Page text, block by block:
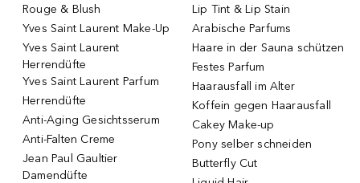
Rouge & Blush
Yves Saint Laurent Make-Up
Yves Saint Laurent
Herrendüfte
Yves Saint Laurent Parfum
Herrendüfte
Anti-Aging Gesichtsserum
Anti-Falten Creme
Jean Paul Gaultier
Damendüfte
Lip Tint & Lip Stain
Arabische Parfums
Haare in der Sauna schützen
Festes Parfum
Haarausfall im Alter
Koffein gegen Haarausfall
Cakey Make-up
Pony selber schneiden
Butterfly Cut